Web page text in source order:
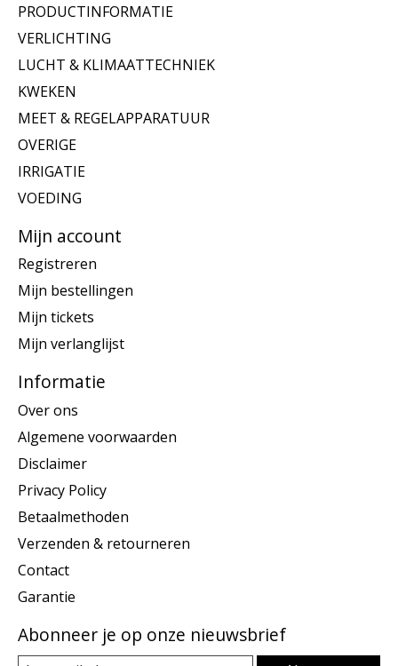
PRODUCTINFORMATIE
VERLICHTING
LUCHT & KLIMAATTECHNIEK
KWEKEN
MEET & REGELAPPARATUUR
OVERIGE
IRRIGATIE
VOEDING
Mijn account
Registreren
Mijn bestellingen
Mijn tickets
Mijn verlanglijst
Informatie
Over ons
Algemene voorwaarden
Disclaimer
Privacy Policy
Betaalmethoden
Verzenden & retourneren
Contact
Garantie
Abonneer je op onze nieuwsbrief